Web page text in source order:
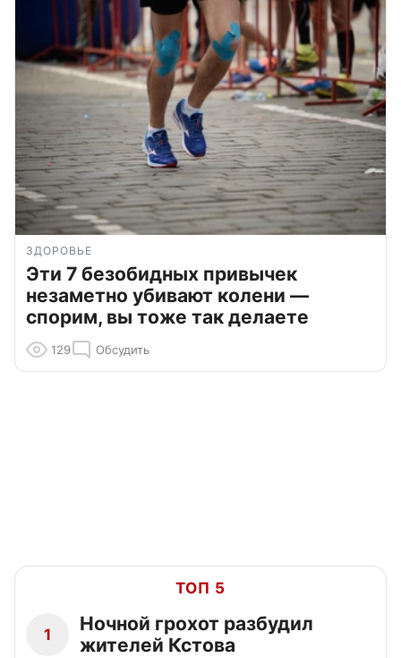
ЗДОРОВЬЕ
Эти 7 безобидных привычек
незаметно убивают колени —
спорим, вы тоже так делаете
129 Обсудить
ТОП 5
1
Ночной грохот разбудил
жителей Кстова